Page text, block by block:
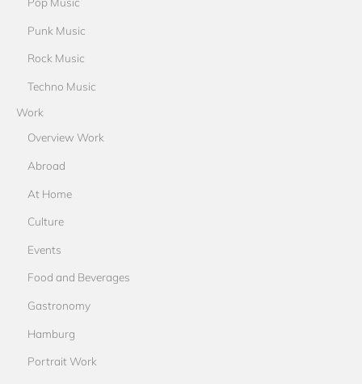
Punk Music
Rock Music
Techno Music
Work
Overview Work
Abroad
At Home
Culture
Events
Food and Beverages
Gastronomy
Hamburg
Portrait Work